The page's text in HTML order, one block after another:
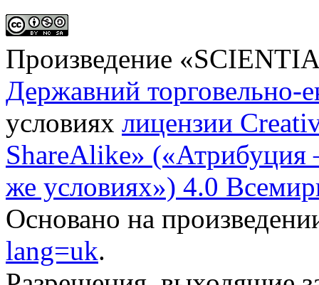
Произведение «
Державний торговельно-
условиях лицензии
ShareAlike»
же условиях») 4.0
Основано на
lang=uk.